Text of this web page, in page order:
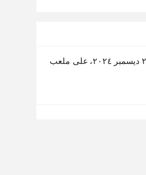
، في الاثنين، ٢ ديسمبر ٢٠٢٤، على ملعب